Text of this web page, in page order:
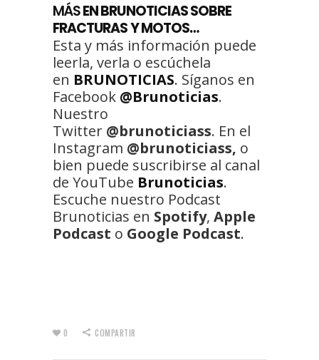
MÁSEN BRUNOTICIAS SOBRE
FRACTURAS Y MOTOS…
Esta y más información puede
leerla, verla o escúchela
en BRUNOTICIAS. Síganos en
Facebook @Brunoticias.
Nuestro
Twitter @brunoticiass. En el
Instagram @brunoticiass, o
bien puede suscribirse al canal
de YouTube Brunoticias.
Escuche nuestro Podcast
Brunoticias en Spotify, Apple
Podcast o Google Podcast.
0 COMPARTIR